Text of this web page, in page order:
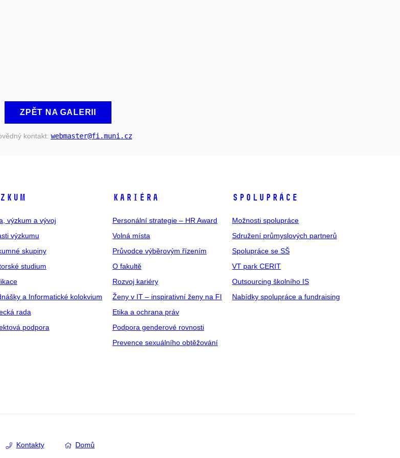
ZPĚT NA GALERII
kontakt: webmaster@fi .muni .cz
výzkum a vývoj
výzkumu
skupiny
studium
a Informatické kolokvium
rada
podpora
KARIÉRA
Personální strategie – HR Award
Volná místa
Průvodce výběrovým řízením
O fakultě
Rozvoj kariéry
Ženy v IT – inspirativní ženy na FI
Etika a ochrana práv
Podpora genderové rovnosti
Prevence sexuálního obtěžování
SPOLUPRÁCE
Možnosti spolupráce
Sdružení průmyslových partnerů
Spolupráce se SŠ
VT park CERIT
Outsourcing školního IS
Nabídky spolupráce a fundraising
Kontakty Domů